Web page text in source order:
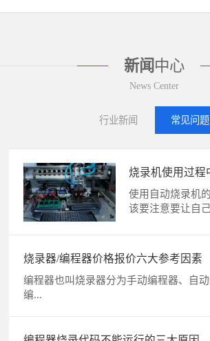
新闻 中心
News Center
行业新闻 常见问题
烧录机使用过程
使用自动烧录机
该要注意要让自
烧录器/编程器价格报价六大参考因素
编程器也叫烧录器分为手动编程器、自
编...